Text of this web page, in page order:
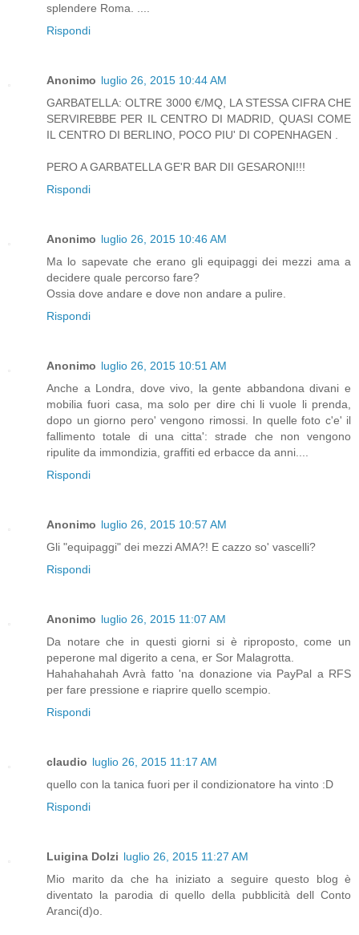
splendere Roma. ....
Rispondi
Anonimo luglio 26, 2015 10:44 AM
GARBATELLA: OLTRE 3000 €/MQ, LA STESSA CIFRA CHE
SERVIREBBE PER IL CENTRO DI MADRID, QUASI COME
IL CENTRO DI BERLINO, POCO PIU' DI COPENHAGEN .
PERO A GARBATELLA GE'R BAR DII GESARONI!!!
Rispondi
Anonimo luglio 26, 2015 10:46 AM
Ma lo sapevate che erano gli equipaggi dei mezzi ama a
decidere quale percorso fare?
Ossia dove andare e dove non andare a pulire.
Rispondi
Anonimo luglio 26, 2015 10:51 AM
Anche a Londra, dove vivo, la gente abbandona divani e
mobilia fuori casa, ma solo per dire chi li vuole li prenda,
dopo un giorno pero' vengono rimossi. In quelle foto c'e' il
fallimento totale di una citta': strade che non vengono
ripulite da immondizia, graffiti ed erbacce da anni....
Rispondi
Anonimo luglio 26, 2015 10:57 AM
Gli "equipaggi" dei mezzi AMA?! E cazzo so' vascelli?
Rispondi
Anonimo luglio 26, 2015 11:07 AM
Da notare che in questi giorni si è riproposto, come un
peperone mal digerito a cena, er Sor Malagrotta.
Hahahahahah Avrà fatto 'na donazione via PayPal a RFS
per fare pressione e riaprire quello scempio.
Rispondi
claudio luglio 26, 2015 11:17 AM
quello con la tanica fuori per il condizionatore ha vinto :D
Rispondi
Luigina Dolzi luglio 26, 2015 11:27 AM
Mio marito da che ha iniziato a seguire questo blog è
diventato la parodia di quello della pubblicità dell Conto
Aranci(d)o.